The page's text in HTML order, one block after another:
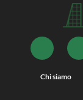
Chi siamo